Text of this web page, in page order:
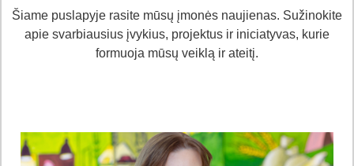
Šiame puslapyje rasite mūsų įmonės naujienas. Sužinokite
apie svarbiausius įvykius, projektus ir iniciatyvas, kurie
formuoja mūsų veiklą ir ateitį.